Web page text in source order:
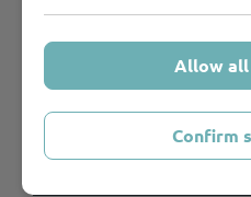
©Boyens Buchverlag
https://
Allow all
Confirm